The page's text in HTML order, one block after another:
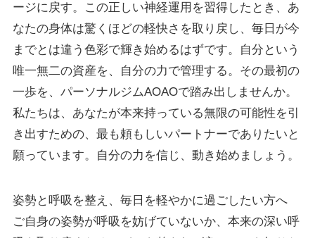
ージに戻す。この正しい神経運用を習得したとき、あ
なたの身体は驚くほどの軽快さを取り戻し、毎日が今
までとは違う色彩で輝き始めるはずです。自分という
唯一無二の資産を、自分の力で管理する。その最初の
一歩を、パーソナルジムAOAOで踏み出しませんか。
私たちは、あなたが本来持っている無限の可能性を引
き出すための、最も頼もしいパートナーでありたいと
願っています。自分の力を信じ、動き始めましょう。
姿勢と呼吸を整え、毎日を軽やかに過ごしたい方へ
ご自身の姿勢が呼吸を妨げていないか、本来の深い呼